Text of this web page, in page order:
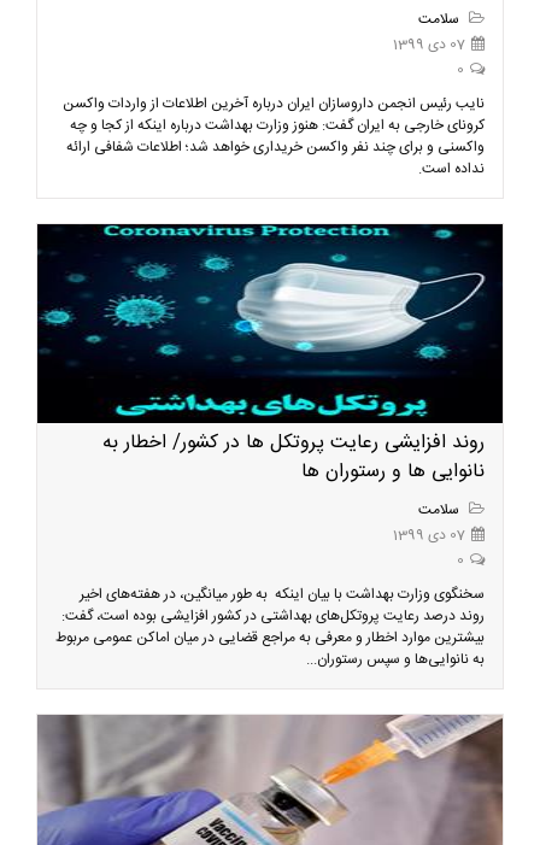
سلامت
07 دی 1399
0
نایب رئیس انجمن داروسازان ایران درباره آخرین اطلاعات از واردات واکسن
کرونای خارجی به ایران گفت: هنوز وزارت بهداشت درباره اینکه از کجا و چه
واکسنی و برای چند نفر واکسن خریداری خواهد شد؛ اطلاعات شفافی ارائه
نداده است.
روند افزایشی رعایت پروتکل ها در کشور/ اخطار به
نانوایی ها و رستوران ها
سلامت
07 دی 1399
0
سخنگوی وزارت بهداشت با بیان اینکه به طور میانگین، در هفته‌های اخیر
روند درصد رعایت پروتکل‌های بهداشتی در کشور افزایشی بوده است، گفت:
بیشترین موارد اخطار و معرفی به مراجع قضایی در میان اماکن عمومی مربوط
به نانوایی‌ها و سپس رستوران...